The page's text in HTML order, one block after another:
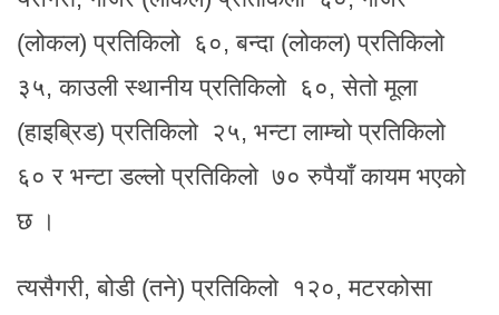
(लोकल) प्रतिकिलो ६०, बन्दा (लोकल) प्रतिकिलो
३५, काउली स्थानीय प्रतिकिलो ६०, सेतो मूला
(हाइब्रिड) प्रतिकिलो २५, भन्टा लाम्चो प्रतिकिलो
६० र भन्टा डल्लो प्रतिकिलो ७० रुपैयाँ कायम भएको
छ ।
त्यसैगरी, बोडी (तने) प्रतिकिलो १२०, मटरकोसा